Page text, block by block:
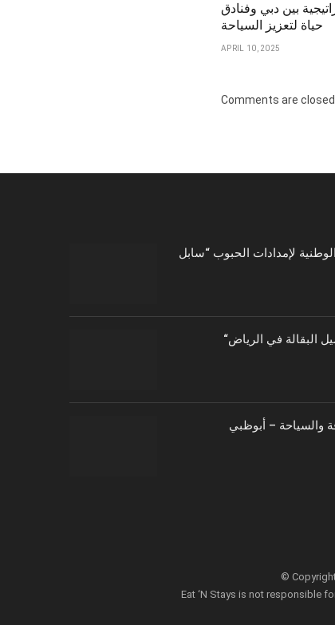
بين دبي وفنادق
حياة لتعزيز السياحة
APRIL 10, 2025
Comments are
البقالة في الرياض
والسياحة – أبوظبي
©
Eat ‘N Stays is not responsible